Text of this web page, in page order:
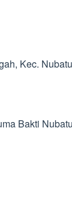
Kec.
Bakti